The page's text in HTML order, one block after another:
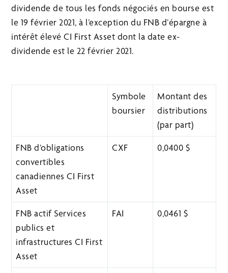
dividende de tous les fonds négociés en bourse est
le 19 février 2021, à l’exception du FNB d’épargne à
intérêt élevé CI First Asset dont la date ex-
dividende est le 22 février 2021.
Symbole
boursier
Montant des
distributions
(par part)
FNB d’obligations
convertibles
canadiennes CI First
Asset
CXF 0,0400 $
FNB actif Services
publics et
infrastructures CI First
Asset
FAI 0,0461 $